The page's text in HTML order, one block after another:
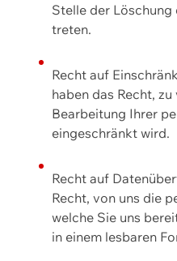
Stelle der
treten.
Recht auf
haben das Recht,
Bearbeitung Ihrer
eingeschränkt wird.
Recht auf
Recht, von uns die
welche Sie uns
in einem lesbaren